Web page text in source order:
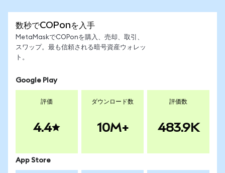
数秒でCOPonを入手
MetaMaskでCOPonを購入、売却、取引、
スワップ。最も信頼される暗号資産ウォレッ
ト。
Google Play
評価
4.4
ダウンロード数
10M+
評価数
483.9K
App Store